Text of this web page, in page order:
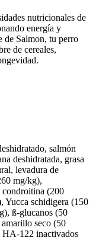
nutricionales de
energía y
de Salmon, tu perro
de cereales,
salmón
deshidratada, grasa
levadura de
mg/kg),
(200
Yucca schidigera (150
ß-glucanos (50
seco (50
HA-122 inactivados